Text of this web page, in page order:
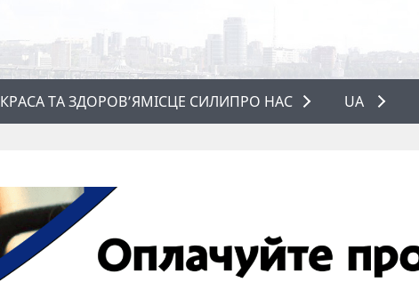
КРАСА ТА ЗДОРОВ’ЯМІСЦЕ СИЛИПРО НАС
ПРО НАС
UA